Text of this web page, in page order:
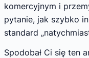
komercyjnym i
pytanie, jak szybko
standard
Spodobał Ci się ten